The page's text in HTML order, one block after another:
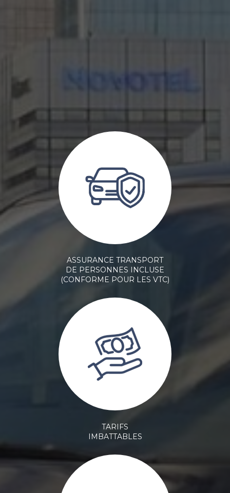
ASSURANCE TRANSPORT
DE PERSONNES INCLUSE
(CONFORME POUR LES VTC)
TARIFS
IMBATTABLES